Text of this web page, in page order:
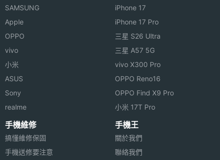
SAMSUNG
Apple
OPPO
vivo
小米
ASUS
Sony
realme
iPhone 17
iPhone 17 Pro
三星 S26 Ultra
三星 A57 5G
vivo X300 Pro
OPPO Reno16
OPPO Find X9 Pro
小米 17T Pro
手機維修
搞懂維修保固
手機送修要注意
手機王
關於我們
聯絡我們